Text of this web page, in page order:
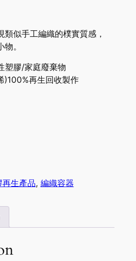
類似手工編織的樸實質感，
。
塑膠/家庭廢棄物
)100%再生回收製作
再生產品, 編織容器